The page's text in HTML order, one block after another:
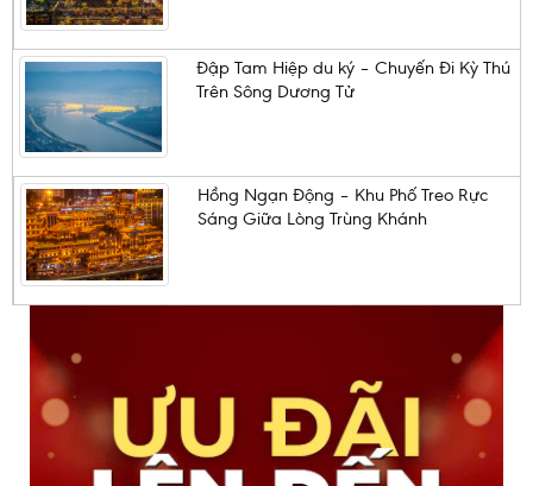
Đập Tam Hiệp du ký – Chuyến Đi Kỳ Thú
Trên Sông Dương Tử
Hồng Ngạn Động – Khu Phố Treo Rực
Sáng Giữa Lòng Trùng Khánh